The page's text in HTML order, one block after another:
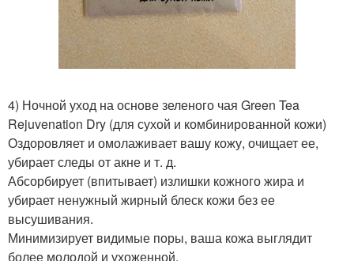
4) Ночной уход на основе зеленого чая Green Tea
Rejuvenation Dry (для сухой и комбинированной кожи)
Оздоровляет и омолаживает вашу кожу, очищает ее,
убирает следы от акне и т. д.
Абсорбирует (впитывает) излишки кожного жира и
убирает ненужный жирный блеск кожи без ее
высушивания.
Минимизирует видимые поры, ваша кожа выглядит
более молодой и ухоженной.